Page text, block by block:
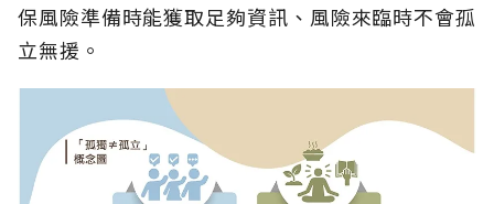
保風險準備時能獲取足夠資訊、風險來臨時不會孤
立無援。